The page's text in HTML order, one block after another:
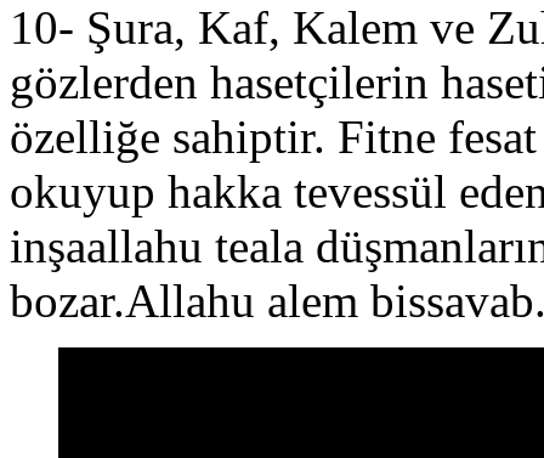
10- Şura, Kaf, Kalem ve
gözlerden hasetçilerin
özelliğe sahiptir. Fitne
okuyup hakka tevessül
inşaallahu teala
bozar.Allahu alem